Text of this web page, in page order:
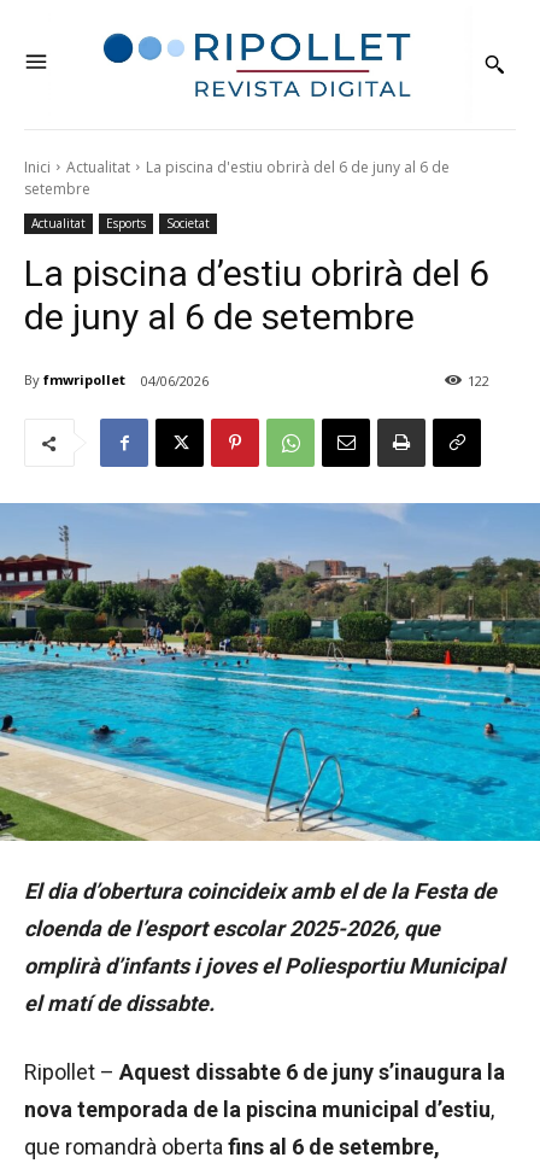
Inici Actualitat
La piscina d'estiu obrirà del 6 de juny al 6 de
setembre
Actualitat Esports Societat
La piscina d’estiu obrirà del 6
de juny al 6 de setembre
By fmwripollet 04/06/2026 122
El dia d’obertura coincideix amb el de la Festa de
cloenda de l’esport escolar 2025-2026, que
omplirà d’infants i joves el Poliesportiu Municipal
el matí de dissabte.
Ripollet – Aquest dissabte 6 de juny s’inaugura la
nova temporada de la piscina municipal d’estiu,
que romandrà oberta fins al 6 de setembre,